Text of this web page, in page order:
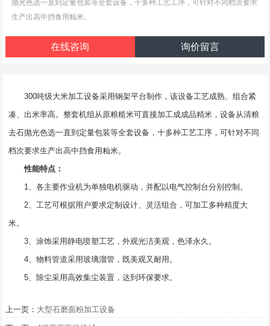
抛光色选一直到定量包装等全套设备，十多种工艺工序，可针对不同档次要求
生产出高中挡食用籼米。
在线咨询 询价留言
300吨级大米加工设备采用钢架平台制作，该设备工艺成熟、组合紧
凑、出米率高。整套机组从原粮糙米可直接加工成成品精米，设备从清粮
去石抛光色选一直到定量包装等全套设备，十多种工艺工序，可针对不同
档次要求生产出高中挡食用籼米。
性能特点：
1、各主要作业机为单独电机驱动，并配以电气控制台分别控制。
2、工艺可根据用户要求定制设计、灵活组合，可加工多种精度大
米。
3、涂饰采用静电喷塑工艺，外观光洁美观，色泽永久。
4、物料管道采用玻璃溜管，既美观又耐用。
5、除尘采用高效集尘装置，达到环保要求。
上一页： 大型石磨面粉加工设备